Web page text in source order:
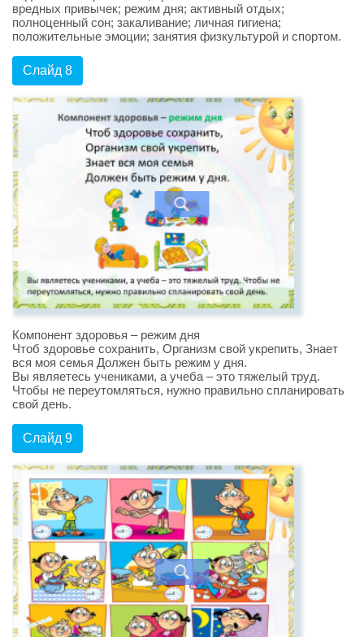
вредных привычек; режим дня; активный отдых;
полноценный сон; закаливание; личная гигиена;
положительные эмоции; занятия физкультурой и спортом.
Слайд 8
Компонент здоровья – режим дня
Чтоб здоровье сохранить, Организм свой укрепить, Знает
вся моя семья Должен быть режим у дня.
Вы являетесь учениками, а учеба – это тяжелый труд.
Чтобы не переутомляться, нужно правильно спланировать
свой день.
Слайд 9